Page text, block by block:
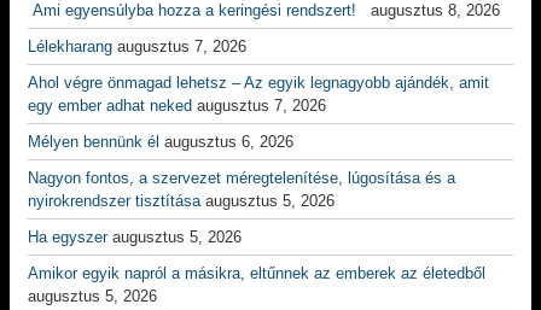
Ami egyensúlyba hozza a keringési rendszert!
augusztus 8, 2026
Lélekharang augusztus 7, 2026
Ahol végre önmagad lehetsz – Az egyik legnagyobb ajándék, amit
egy ember adhat neked augusztus 7, 2026
Mélyen bennünk él augusztus 6, 2026
Nagyon fontos, a szervezet méregtelenítése, lúgosítása és a
nyirokrendszer tisztítása augusztus 5, 2026
Ha egyszer augusztus 5, 2026
Amikor egyik napról a másikra, eltűnnek az emberek az életedből
augusztus 5, 2026